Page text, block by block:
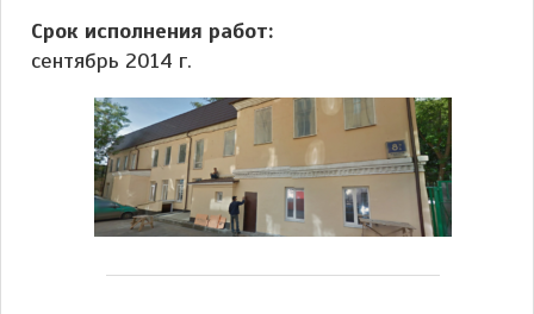
Срок исполнения работ:
сентябрь 2014 г.